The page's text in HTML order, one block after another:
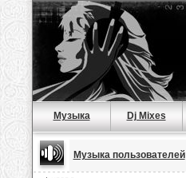
Музыка Dj Mixes
Музыка пользователей